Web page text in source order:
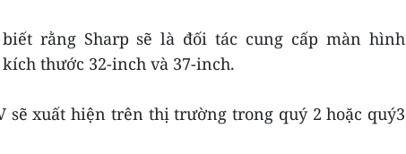
rằng Sharp sẽ là đối tác cung cấp màn hình
thước 32-inch và 37-inch.
sẽ xuất hiện trên thị trường trong quý 2 hoặc quý3